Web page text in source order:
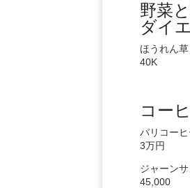
野菜
ダイ
ほうれん
40K
コー
バリコーヒ
3万円
ジャーン
45,000